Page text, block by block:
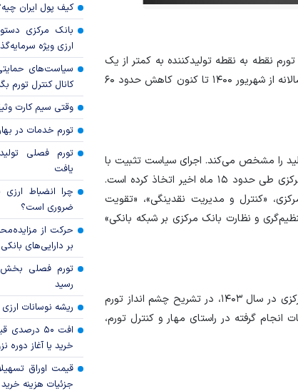
نقطه به نقطه تولیدکننده به کمتر از یک
چهارم قله تاریخی اردیبهشت ۱۴۰۰ رسیده است. همچنین تورم سالانه از شهریور ۱۴۰۰ تا کنون کاهش حدود ۶۰
را مشخص می‌کند. اجرای سیاست تثبیت با
هدف «پیش بینی پذیر کردن اقتصاد»، سیاستی است که بانک مرکزی طی حدود ۱۵ ماه اخیر اتخاذ کرده است.
«کنترل و مدیریت نقدینگی»، «تقویت
و نظارت بانک مرکزی بر شبکه بانکی»
رئیس کل بانک مرکزی پس از اعلام اهداف و برنامه‌های بانک مرکزی در سال ۱۴۰۳، در تشریح چشم انداز تورم
گرفته در راستای مهار و کنترل تورم،
کیف پول ایران
بانک مرکزی
ارزی ویژه
سیاست‌های
کانال کنترل تورم
وقتی سیم کارت
تورم خدمات در بهار ۱۴۰۵ چقدر
تورم فصلی
یافت
چرا انضباط
ضروری است؟
حرکت از
بر دارایی‌های بانکی
رسید
ریشه نوسانات
افت ۵۰
خرید یا آغاز دوره
قیمت اوراق
جزئیات هزینه